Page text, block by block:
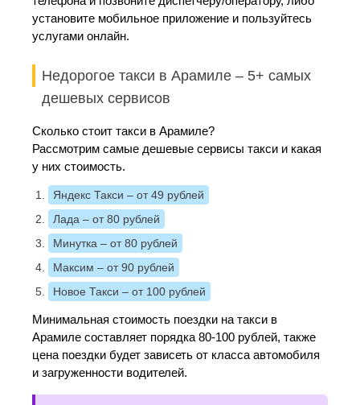
установите мобильное приложение и пользуйтесь
услугами онлайн.
Недорогое такси в Арамиле – 5+ самых
дешевых сервисов
Сколько стоит такси в Арамиле?
Рассмотрим самые дешевые сервисы такси и какая
у них стоимость.
Яндекс Такси – от 49 рублей
Лада – от 80 рублей
Минутка – от 80 рублей
Максим – от 90 рублей
Новое Такси – от 100 рублей
Минимальная стоимость поездки на такси в
Арамиле составляет порядка 80-100 рублей, также
цена поездки будет зависеть от класса автомобиля
и загруженности водителей.